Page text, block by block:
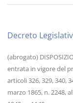
Decreto
(abrogato)
entrata in vigore del
articoli 326, 329, 340,
marzo 1865, n. 2248,